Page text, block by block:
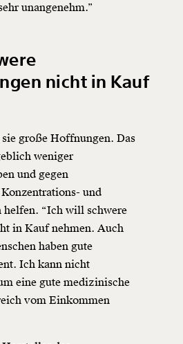
unangenehm.”
nicht in Kauf
große Hoffnungen. Das
weniger
und gegen
und
“Ich will schwere
in Kauf nehmen. Auch
haben gute
Ich kann nicht
eine gute medizinische
vom Einkommen